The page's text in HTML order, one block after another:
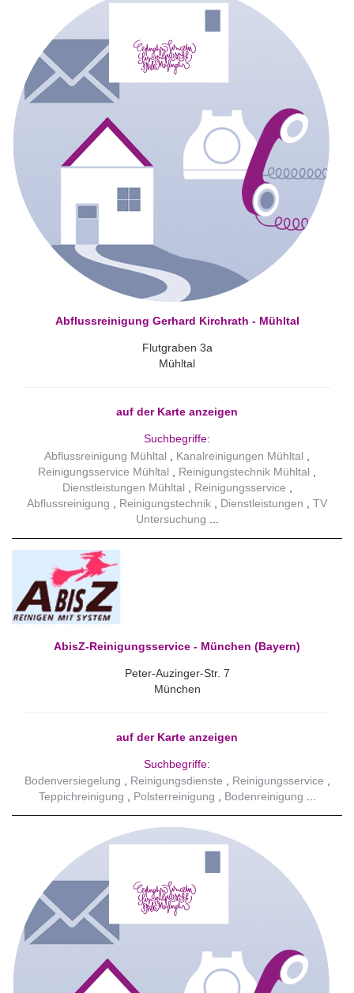
Abflussreinigung Gerhard Kirchrath - Mühltal
Flutgraben 3a
Mühltal
auf der Karte anzeigen
Suchbegriffe:
Abflussreinigung Mühltal
Kanalreinigungen Mühltal
Reinigungsservice Mühltal
Reinigungstechnik Mühltal
Dienstleistungen Mühltal
Reinigungsservice
Abflussreinigung
Reinigungstechnik Dienstleistungen
TV
Untersuchung
AbisZ-Reinigungsservice - München (Bayern)
Peter-Auzinger-Str. 7
München
auf der Karte anzeigen
Suchbegriffe:
Bodenversiegelung
Reinigungsdienste
Reinigungsservice
Teppichreinigung
Polsterreinigung Bodenreinigung